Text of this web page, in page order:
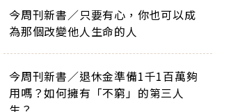
今周刊新書／只要有心，你也可以成
為那個改變他人生命的人
今周刊新書／退休金準備1千1百萬夠
用嗎？如何擁有「不窮」的第三人